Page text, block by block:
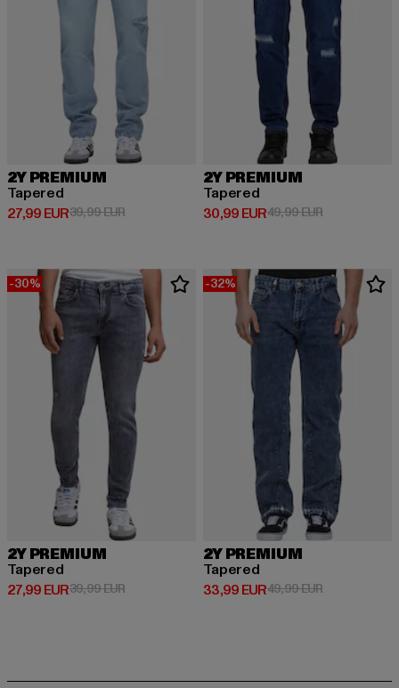
2Y PREMIUM
Tapered
27,99 EUR
Derzeitiger Preis: 27,99 EUR
39,99 EURAktionspreis: 39,99 EUR
2Y PREMIUM
Tapered
30,99 EUR
Derzeitiger Preis: 30,99 EUR
49,99 EURAktionspreis:
-30%
2Y PREMIUM
Tapered
27,99 EUR
Derzeitiger Preis: 27,99 EUR
39,99 EURAktionspreis: 39,99 EUR
-32%
2Y PREMIUM
Tapered
33,99 EUR
Derzeitiger Preis: 33,99 EUR
49,99 EURAktionspreis: